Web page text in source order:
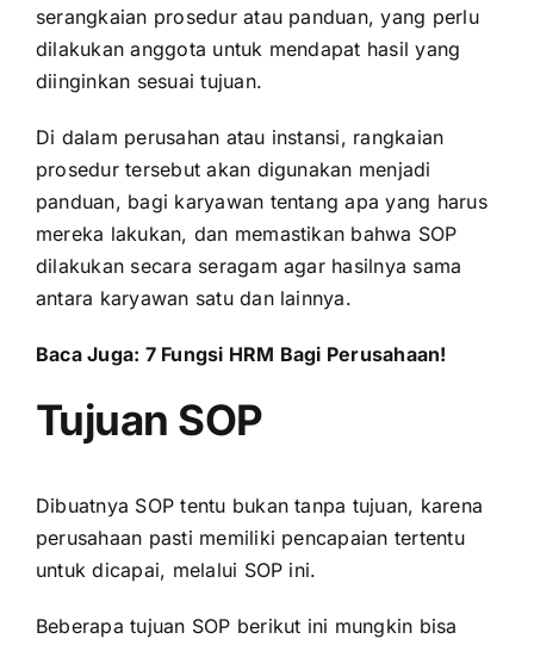
serangkaian prosedur atau panduan, yang perlu
dilakukan anggota untuk mendapat hasil yang
diinginkan sesuai tujuan.
Di dalam perusahan atau instansi, rangkaian
prosedur tersebut akan digunakan menjadi
panduan, bagi karyawan tentang apa yang harus
mereka lakukan, dan memastikan bahwa SOP
dilakukan secara seragam agar hasilnya sama
antara karyawan satu dan lainnya.
Baca Juga: 7 Fungsi HRM Bagi Perusahaan!
Tujuan SOP
Dibuatnya SOP tentu bukan tanpa tujuan, karena
perusahaan pasti memiliki pencapaian tertentu
untuk dicapai, melalui SOP ini.
Beberapa tujuan SOP berikut ini mungkin bisa